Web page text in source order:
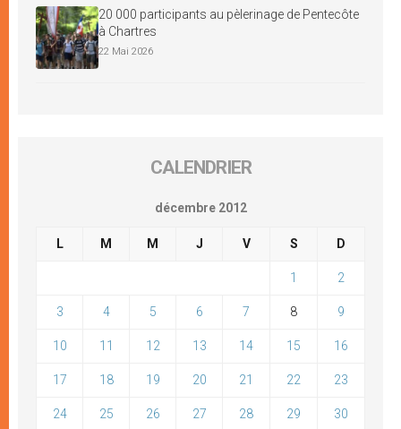
20 000 participants au pèlerinage de Pentecôte
à Chartres
22 Mai 2026
CALENDRIER
décembre 2012
L M M J V S D
1 2
3 4 5 6 7 8 9
10 11 12 13 14 15 16
17 18 19 20 21 22 23
24 25 26 27 28 29 30